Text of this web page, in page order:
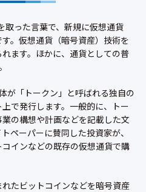
った言葉で、新規に仮想通貨
す。仮想通貨（暗号資産）技術を
ます。ほかに、通貨としての普
が「トークン」と呼ばれる独自の
で発行します。一般的に、トー
の構想や計画などを記載した文
ペーパーに賛同した投資家が、
インなどの既存の仮想通貨で購
たビットコインなどを暗号資産